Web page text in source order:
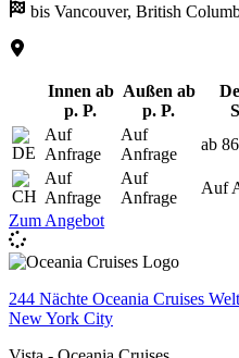
bis Vancouver, British
Innen ab
p. P.
Außen ab
p. P.
Auf
Anfrage
Auf
Anfrage
ab
Auf
Anfrage
Auf
Anfrage
Auf
Zum Angebot
244 Nächte Oceania Cruises
New York City